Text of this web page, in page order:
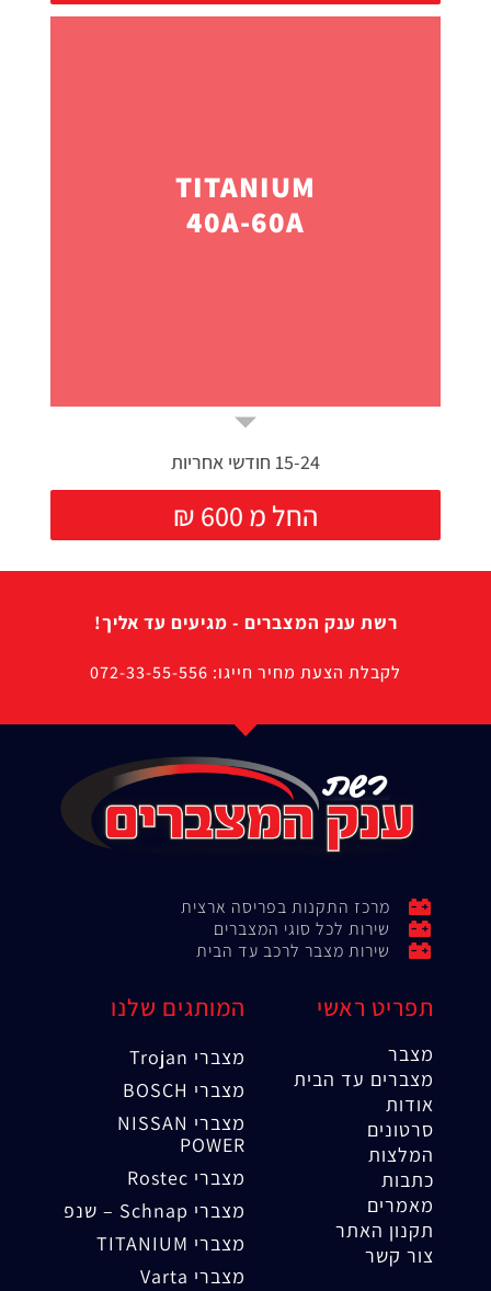
TITANIUM
40A-60A
15-24 חודשי אחריות
₪ החל מ 600
רשת ענק המצברים - מגיעים עד אליך!
לקבלת הצעת מחיר חייגו: 072-33-55-556
מרכז התקנות בפריסה ארצית
שירות לכל סוגי המצברים
שירות מצבר לרכב עד הבית
תפריט ראשי
מצבר
מצברים עד הבית
אודות
סרטונים
המלצות
כתבות
מאמרים
תקנון האתר
צור קשר
המותגים שלנו
מצברי Trojan
מצברי BOSCH
מצברי NISSAN
POWER
מצברי Rostec
מצברי Schnap – שנפ
מצברי TITANIUM
מצברי Varta